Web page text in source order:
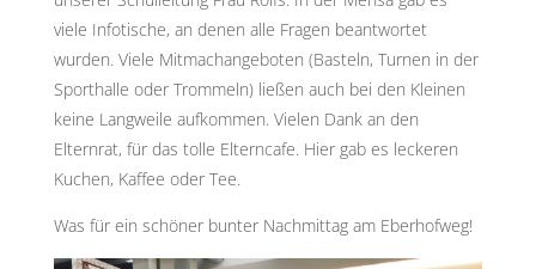
viele Infotische, an denen alle Fragen beantwortet
wurden. Viele Mitmachangeboten (Basteln, Turnen in der
Sporthalle oder Trommeln) ließen auch bei den Kleinen
keine Langweile aufkommen. Vielen Dank an den
Elternrat, für das tolle Elterncafe. Hier gab es leckeren
Kuchen, Kaffee oder Tee.
Was für ein schöner bunter Nachmittag am Eberhofweg!